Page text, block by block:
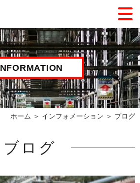
INFORMATION
ホーム ＞ インフォメーション ＞ ブログ
ブログ